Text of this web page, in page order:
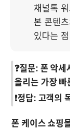
채널톡
본 콘텐
있다는
❓질문: 폰 악
올리는 가장 빠
❗️정답: 고객의
폰 케이스 쇼핑